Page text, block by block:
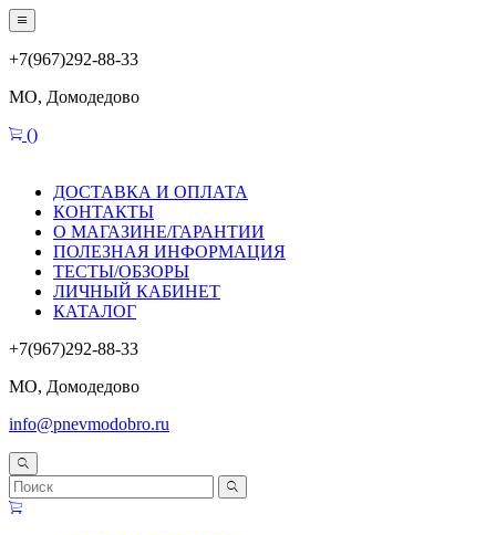
+7(967)292-88-33
МО, Домодедово
()
ДОСТАВКА И ОПЛАТА
КОНТАКТЫ
О МАГАЗИНЕ/ГАРАНТИИ
ПОЛЕЗНАЯ ИНФОРМАЦИЯ
ТЕСТЫ/ОБЗОРЫ
ЛИЧНЫЙ КАБИНЕТ
КАТАЛОГ
+7(967)292-88-33
МО, Домодедово
info@pnevmodobro.ru